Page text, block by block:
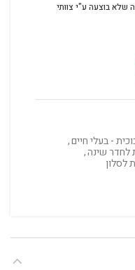
שלא בוצעה ע"י צוותי
- בעלי חיים,
לחדר שינה,
לסלון